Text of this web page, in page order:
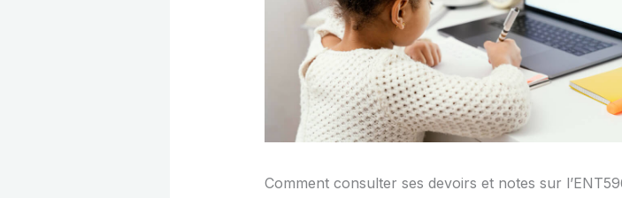
Comment consulter ses devoirs et notes sur